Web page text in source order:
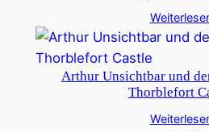
Arthur Unsichtbar und
Thorblefort